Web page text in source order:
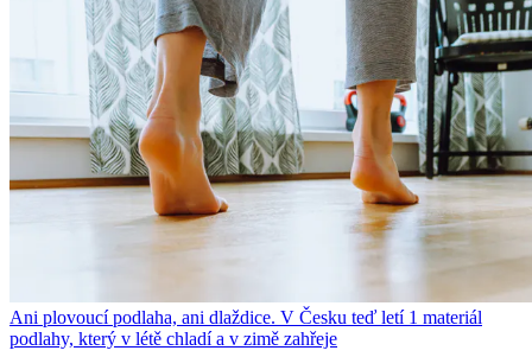
Ani plovoucí podlaha, ani dlaždice. V Česku teď letí 1 materiál
podlahy, který v létě chladí a v zimě zahřeje